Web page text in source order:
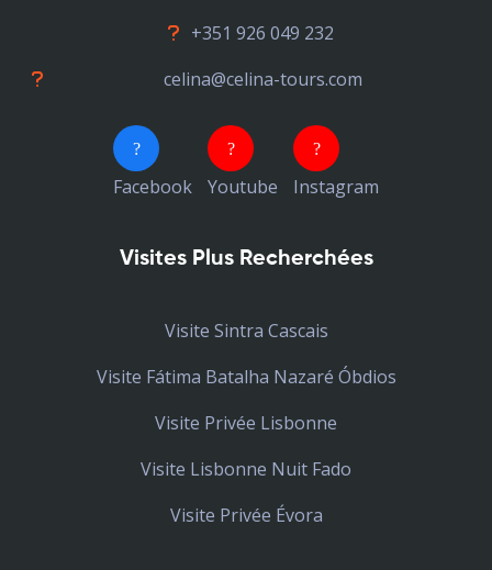
+351 926 049 232
celina@celina-tours.com
Facebook Youtube Instagram
Visites Plus Recherchées
Visite Sintra Cascais
Visite Fátima Batalha Nazaré Óbdios
Visite Privée Lisbonne
Visite Lisbonne Nuit Fado
Visite Privée Évora